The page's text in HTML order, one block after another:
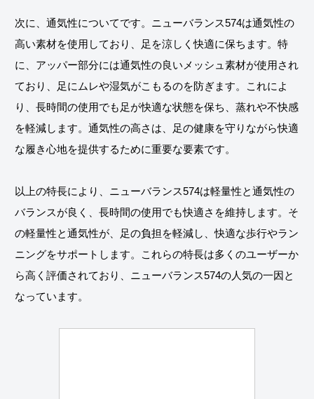
次に、通気性についてです。ニューバランス574は通気性の
高い素材を使用しており、足を涼しく快適に保ちます。特
に、アッパー部分には通気性の良いメッシュ素材が使用され
ており、足にムレや湿気がこもるのを防ぎます。これによ
り、長時間の使用でも足が快適な状態を保ち、蒸れや不快感
を軽減します。通気性の高さは、足の健康を守りながら快適
な履き心地を提供するために重要な要素です。
以上の特長により、ニューバランス574は軽量性と通気性の
バランスが良く、長時間の使用でも快適さを維持します。そ
の軽量性と通気性が、足の負担を軽減し、快適な歩行やラン
ニングをサポートします。これらの特長は多くのユーザーか
ら高く評価されており、ニューバランス574の人気の一因と
なっています。